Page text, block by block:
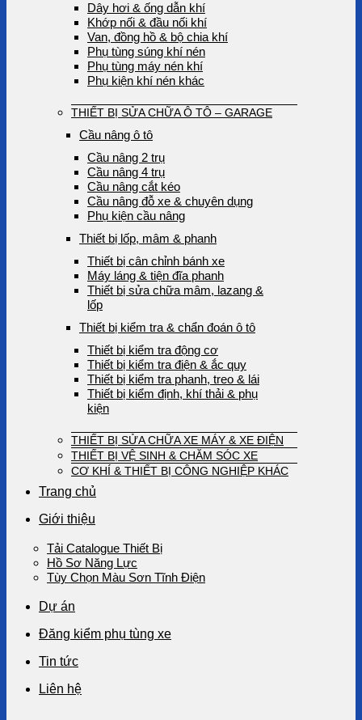
Dây hơi & ống dẫn khí
Khớp nối & đầu nối khí
Van, đồng hồ & bộ chia khí
Phụ tùng súng khí nén
Phụ tùng máy nén khí
Phụ kiện khí nén khác
THIẾT BỊ SỬA CHỮA Ô TÔ – GARAGE
Cầu nâng ô tô
Cầu nâng 2 trụ
Cầu nâng 4 trụ
Cầu nâng cắt kéo
Cầu nâng đỗ xe & chuyên dụng
Phụ kiện cầu nâng
Thiết bị lốp, mâm & phanh
Thiết bị cân chỉnh bánh xe
Máy láng & tiện đĩa phanh
Thiết bị sửa chữa mâm, lazang &
lốp
Thiết bị kiểm tra & chẩn đoán ô tô
Thiết bị kiểm tra động cơ
Thiết bị kiểm tra điện & ắc quy
Thiết bị kiểm tra phanh, treo & lái
Thiết bị kiểm định, khí thải & phụ
kiện
THIẾT BỊ SỬA CHỮA XE MÁY & XE ĐIỆN
THIẾT BỊ VỆ SINH & CHĂM SÓC XE
CƠ KHÍ & THIẾT BỊ CÔNG NGHIỆP KHÁC
Trang chủ
Giới thiệu
Tải Catalogue Thiết Bị
Hồ Sơ Năng Lực
Tùy Chọn Màu Sơn Tĩnh Điện
Dự án
Đăng kiểm phụ tùng xe
Tin tức
Liên hệ